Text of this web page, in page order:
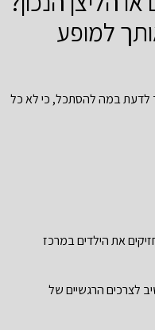
למופע
לדעת במה להסתכל, כי לא כל
את הילדים במרכז
לצרכים הרגשיים של